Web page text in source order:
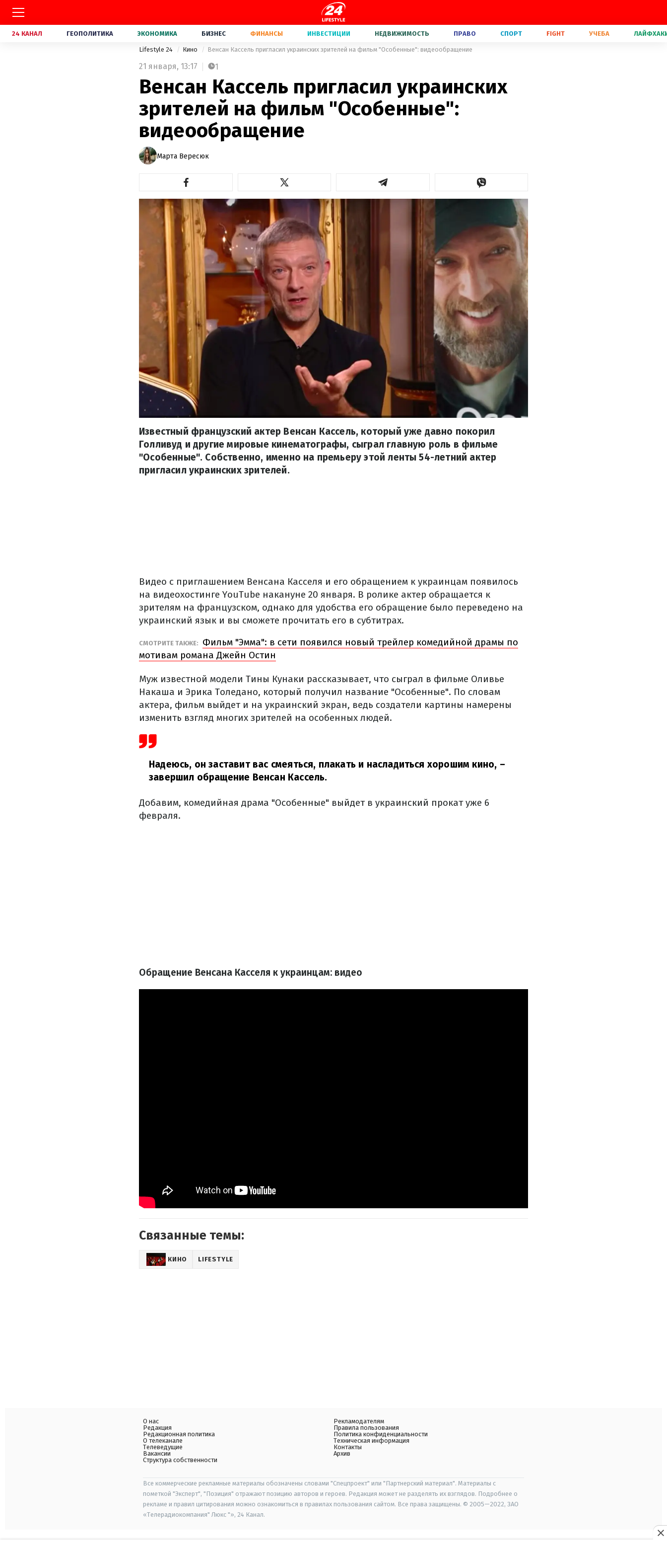
24 КАНАЛ ГЕОПОЛИТИКА ЭКОНОМИКА БИЗНЕС ФИНАНСЫ ИНВЕСТИЦИИ НЕДВИЖИМОСТЬ ПРАВО СПОРТ FIGHT УЧЕБА
Lifestyle 24 Кино Венсан Кассель пригласил украинских зрителей на фильм "Особенные": видеообращение
21 января, 13:17 1
Венсан Кассель пригласил украинских
зрителей на фильм "Особенные":
видеообращение
Марта Вересюк
Известный французский актер Венсан Кассель, который уже давно покорил
Голливуд и другие мировые кинематографы, сыграл главную роль в фильме
"Особенные". Собственно, именно на премьеру этой ленты 54-летний актер
пригласил украинских зрителей.
Видео с приглашением Венсана Касселя и его обращением к украинцам появилось
на видеохостинге YouTube накануне 20 января. В ролике актер обращается к
зрителям на французском, однако для удобства его обращение было переведено на
украинский язык и вы сможете прочитать его в субтитрах.
СМОТРИТЕ ТАКЖЕ:
Фильм "Эмма": в сети появился новый трейлер комедийной драмы по
мотивам романа Джейн Остин
Муж известной модели Тины Кунаки рассказывает, что сыграл в фильме Оливье
Накаша и Эрика Толедано, который получил название "Особенные". По словам
актера, фильм выйдет и на украинский экран, ведь создатели картины намерены
изменить взгляд многих зрителей на особенных людей.
Надеюсь, он заставит вас смеяться, плакать и насладиться хорошим кино, –
завершил обращение Венсан Кассель.
Добавим, комедийная драма "Особенные" выйдет в украинский прокат уже 6
февраля.
Обращение Венсана Касселя к украинцам: видео
Связанные темы:
КИНО LIFESTYLE
О нас
Редакция
Редакционная политика
О телеканале
Телеведущие
Вакансии
Структура собственности
Рекламодателям
Правила пользования
Политика конфиденциальности
Техническая информация
Контакты
Архив
Все коммерческие рекламные материалы обозначены словами "Спецпроект" или "Партнерский материал". Материалы с
пометкой "Эксперт", "Позиция" отражают позицию авторов и героев. Редакция может не разделять их взглядов. Подробнее о
рекламе и правил цитирования можно ознакомиться в правилах пользования сайтом. Все права защищены. © 2005—2022, ЗАО
«Телерадиокомпания" Люкс "», 24 Канал.